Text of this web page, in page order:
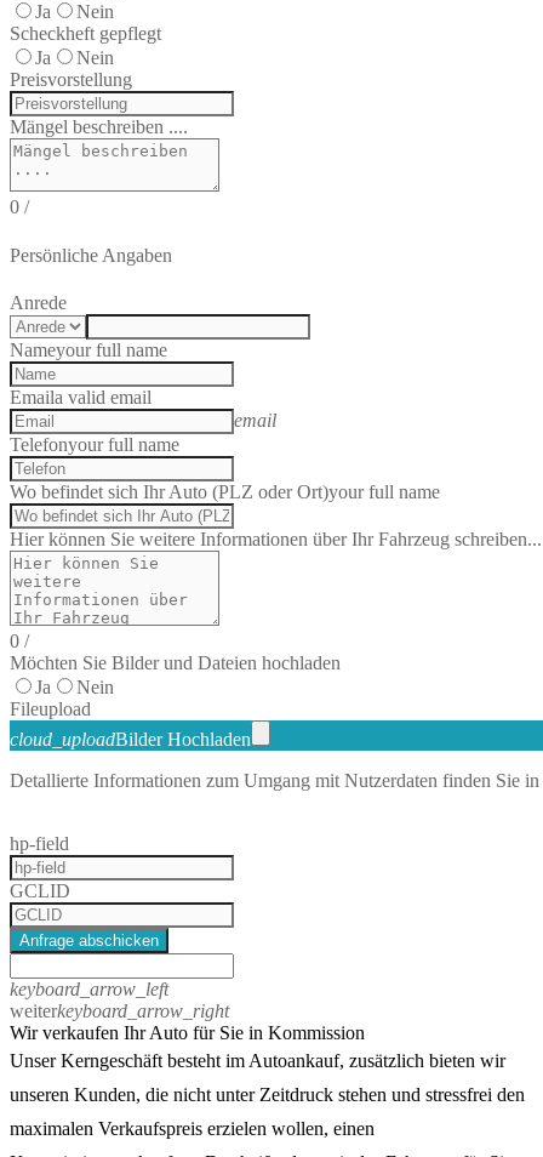
Ja
Nein
Scheckheft gepflegt
Ja
Nein
Preisvorstellung
Mängel beschreiben ....
0 /
Persönliche Angaben
Anrede
Nameyour full name
Emaila valid email
email
Telefonyour full name
Wo befindet sich Ihr Auto (PLZ oder Ort)your full name
Hier können Sie weitere Informationen über Ihr Fahrzeug schreiben...
0 /
Möchten Sie Bilder und Dateien hochladen
Ja
Nein
Fileupload
cloud_uploadBilder Hochladen
Detallierte Informationen zum Umgang mit Nutzerdaten finden Sie
hp-field
GCLID
Anfrage abschicken
keyboard_arrow_left
weiterkeyboard_arrow_right
Wir verkaufen Ihr Auto für Sie in Kommission
Unser Kerngeschäft besteht im Autoankauf, zusätzlich bieten wir
unseren Kunden, die nicht unter Zeitdruck stehen und stressfrei den
maximalen Verkaufspreis erzielen wollen, einen